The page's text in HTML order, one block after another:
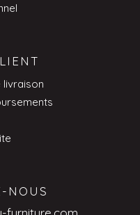
livraison
NOUS